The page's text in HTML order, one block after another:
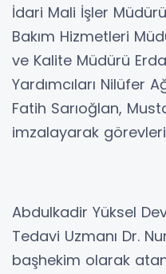
İdari Mali İşler
Bakım Hizmetleri
ve Kalite Müdürü
Yardımcıları Nilüfer
Fatih Sarıoğlan,
imzalayarak
Abdulkadir Yüksel
Tedavi Uzmanı Dr.
başhekim olarak